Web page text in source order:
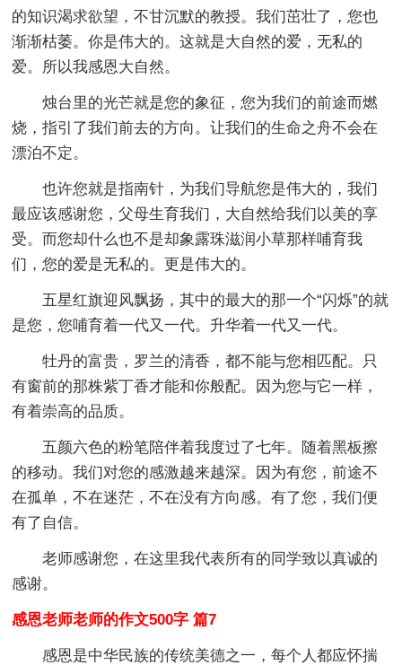
的知识渴求欲望，不甘沉默的教授。我们茁壮了，您也
渐渐枯萎。你是伟大的。这就是大自然的爱，无私的
爱。所以我感恩大自然。
烛台里的光芒就是您的象征，您为我们的前途而燃
烧，指引了我们前去的方向。让我们的生命之舟不会在
漂泊不定。
也许您就是指南针，为我们导航您是伟大的，我们
最应该感谢您，父母生育我们，大自然给我们以美的享
受。而您却什么也不是却象露珠滋润小草那样哺育我
们，您的爱是无私的。更是伟大的。
五星红旗迎风飘扬，其中的最大的那一个“闪烁”的就
是您，您哺育着一代又一代。升华着一代又一代。
牡丹的富贵，罗兰的清香，都不能与您相匹配。只
有窗前的那株紫丁香才能和你般配。因为您与它一样，
有着崇高的品质。
五颜六色的粉笔陪伴着我度过了七年。随着黑板擦
的移动。我们对您的感激越来越深。因为有您，前途不
在孤单，不在迷茫，不在没有方向感。有了您，我们便
有了自信。
老师感谢您，在这里我代表所有的同学致以真诚的
感谢。
感恩老师老师的作文500字 篇7
感恩是中华民族的传统美德之一，每个人都应怀揣